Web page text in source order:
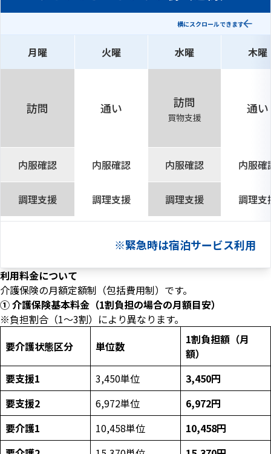
横にスクロールできます
月曜 火曜 水曜 木曜
訪問 通い 訪問
買物支援
通い
内服確認 内服確認 内服確認 内服確
調理支援 調理支援 調理支援 調理支
※緊急時は宿泊サービス利用
利用料金について
介護保険の月額定額制（包括費用制）です。
① 介護保険基本料金（1割負担の場合の月額目安）
※負担割合（1〜3割）により異なります。
要介護状態区分
単位数
1割負担額（月
額）
要支援1
3,450単位
3,450円
要支援2
6,972単位
6,972円
要介護1
10,458単位
10,458円